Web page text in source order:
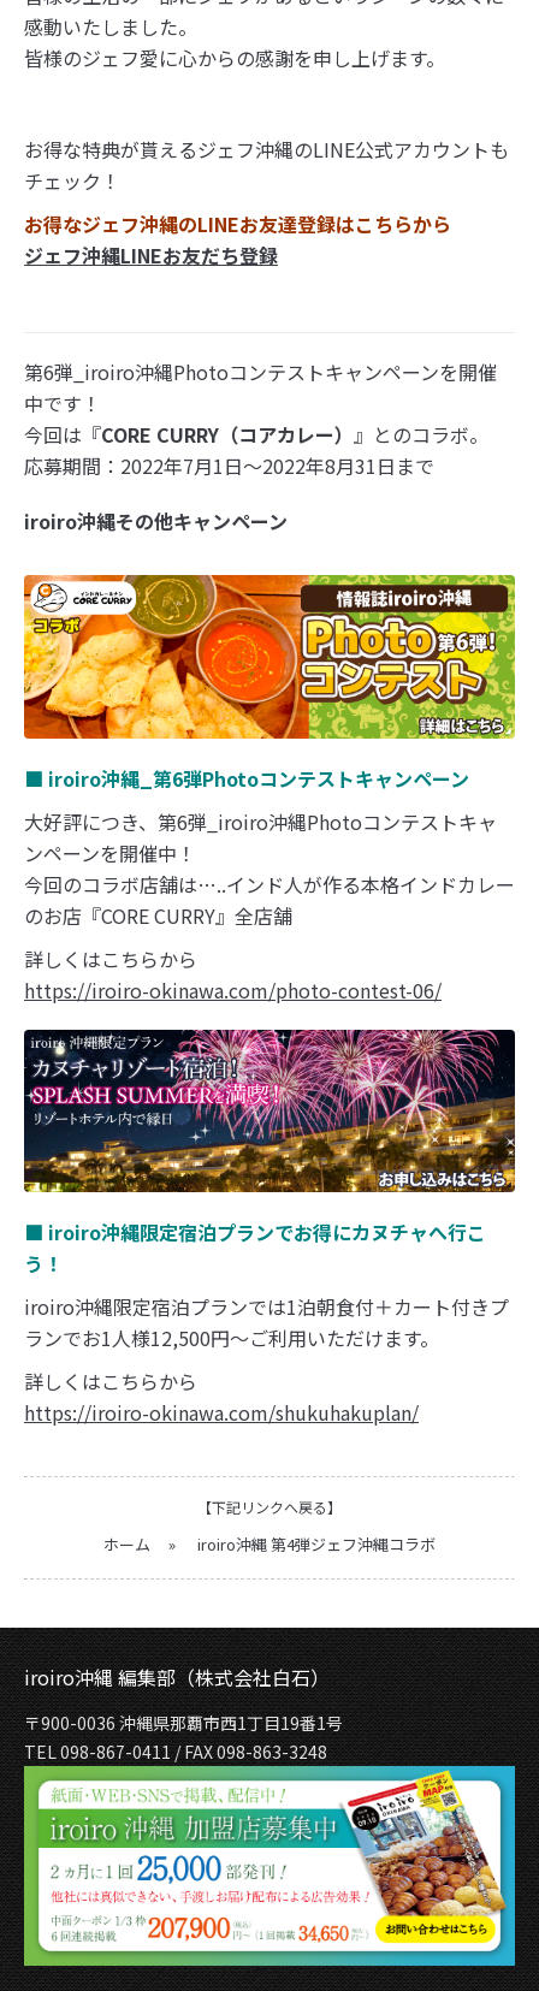
感動いたしました。
皆様のジェフ愛に心からの感謝を申し上げます。
お得な特典が貰えるジェフ沖縄のLINE公式アカウントも
チェック！
お得なジェフ沖縄のLINEお友達登録はこちらから
ジェフ沖縄LINEお友だち登録
第6弾_iroiro沖縄Photoコンテストキャンペーンを開催
中です！
今回は『CORE CURRY（コアカレー） 』とのコラボ。
応募期間：2022年7月1日～2022年8月31日まで
iroiro沖縄その他キャンペーン
■ iroiro沖縄_第6弾Photoコンテストキャンペーン
大好評につき、第6弾_iroiro沖縄Photoコンテストキャ
ンペーンを開催中！
今回のコラボ店舗は…..インド人が作る本格インドカレー
のお店『CORE CURRY』全店舗
詳しくはこちらから
https://iroiro-okinawa.com/photo-contest-06/
■ iroiro沖縄限定宿泊プランでお得にカヌチャへ行こ
う！
iroiro沖縄限定宿泊プランでは1泊朝食付＋カート付きプ
ランでお1人様12,500円～ご利用いただけます。
詳しくはこちらから
https://iroiro-okinawa.com/shukuhakuplan/
【下記リンクへ戻る】
ホーム » iroiro沖縄 第4弾ジェフ沖縄コラボ
iroiro沖縄 編集部（株式会社白石）
〒900-0036 沖縄県那覇市西1丁目19番1号
TEL 098-867-0411 / FAX 098-863-3248